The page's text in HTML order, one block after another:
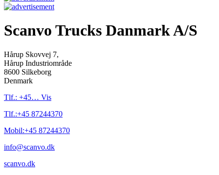
Scanvo Trucks Danmark A/S
Hårup Skovvej 7,
Hårup Industriområde
8600 Silkeborg
Denmark
Tlf.: +45… Vis
Tlf.:+45 87244370
Mobil:+45 87244370
info@scanvo.dk
scanvo.dk